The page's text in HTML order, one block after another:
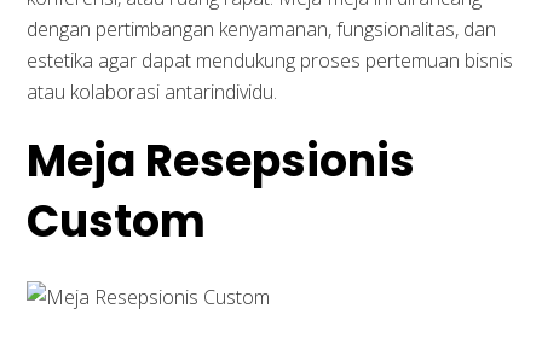
dengan pertimbangan kenyamanan, fungsionalitas, dan
estetika agar dapat mendukung proses pertemuan bisnis
atau kolaborasi antarindividu.
Meja Resepsionis
Custom